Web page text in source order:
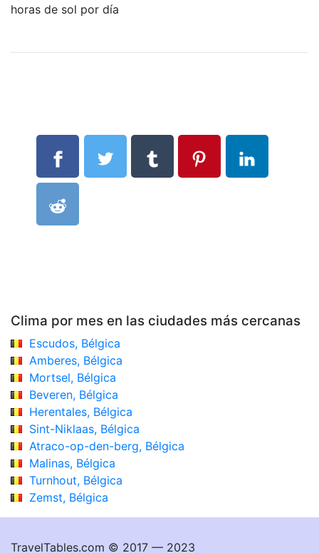
horas de sol por día
Clima por mes en las ciudades más cercanas
Escudos, Bélgica
Amberes, Bélgica
Mortsel, Bélgica
Beveren, Bélgica
Herentales, Bélgica
Sint-Niklaas, Bélgica
Atraco-op-den-berg, Bélgica
Malinas, Bélgica
Turnhout, Bélgica
Zemst, Bélgica
TravelTables.com © 2017 — 2023